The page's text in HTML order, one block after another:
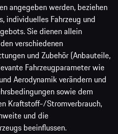
angegeben werden, beziehen
individuelles Fahrzeug und
Sie dienen allein
verschiedenen
und Zubehör (Anbauteile,
Fahrzeugparameter wie
Aerodynamik verändern und
sowie dem
Kraftstoff-/Stromverbrauch,
und die
beeinflussen.